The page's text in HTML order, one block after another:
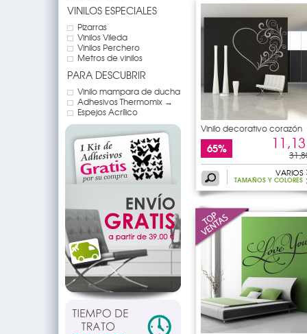
VINILOS ESPECIALES
Pizarras
Vinilos Vileda
Vinilos Perchero
Metros de vinilos
PARA DESCUBRIR
Vinilo mampara de ducha
Adhesivos Thermomix →
Espejos Acrílico
Vinilo decorativo corazón
65%
VARIOS
TAMAÑOS Y COLORES